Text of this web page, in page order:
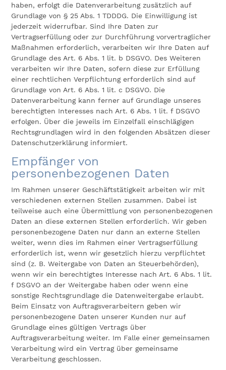
haben, erfolgt die Datenverarbeitung zusätzlich auf
Grundlage von § 25 Abs. 1 TDDDG. Die Einwilligung ist
jederzeit widerrufbar. Sind Ihre Daten zur
Vertragserfüllung oder zur Durchführung vorvertraglicher
Maßnahmen erforderlich, verarbeiten wir Ihre Daten auf
Grundlage des Art. 6 Abs. 1 lit. b DSGVO. Des Weiteren
verarbeiten wir Ihre Daten, sofern diese zur Erfüllung
einer rechtlichen Verpflichtung erforderlich sind auf
Grundlage von Art. 6 Abs. 1 lit. c DSGVO. Die
Datenverarbeitung kann ferner auf Grundlage unseres
berechtigten Interesses nach Art. 6 Abs. 1 lit. f DSGVO
erfolgen. Über die jeweils im Einzelfall einschlägigen
Rechtsgrundlagen wird in den folgenden Absätzen dieser
Datenschutzerklärung informiert.
Empfänger von
personenbezogenen Daten
Im Rahmen unserer Geschäftstätigkeit arbeiten wir mit
verschiedenen externen Stellen zusammen. Dabei ist
teilweise auch eine Übermittlung von personenbezogenen
Daten an diese externen Stellen erforderlich. Wir geben
personenbezogene Daten nur dann an externe Stellen
weiter, wenn dies im Rahmen einer Vertragserfüllung
erforderlich ist, wenn wir gesetzlich hierzu verpflichtet
sind (z. B. Weitergabe von Daten an Steuerbehörden),
wenn wir ein berechtigtes Interesse nach Art. 6 Abs. 1 lit.
f DSGVO an der Weitergabe haben oder wenn eine
sonstige Rechtsgrundlage die Datenweitergabe erlaubt.
Beim Einsatz von Auftragsverarbeitern geben wir
personenbezogene Daten unserer Kunden nur auf
Grundlage eines gültigen Vertrags über
Auftragsverarbeitung weiter. Im Falle einer gemeinsamen
Verarbeitung wird ein Vertrag über gemeinsame
Verarbeitung geschlossen.